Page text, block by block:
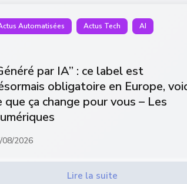
Automatisées Actus Tech AI
par IA” : ce label est
obligatoire en Europe,
que ça change pour vous – Les
08/2026
Lire la suite